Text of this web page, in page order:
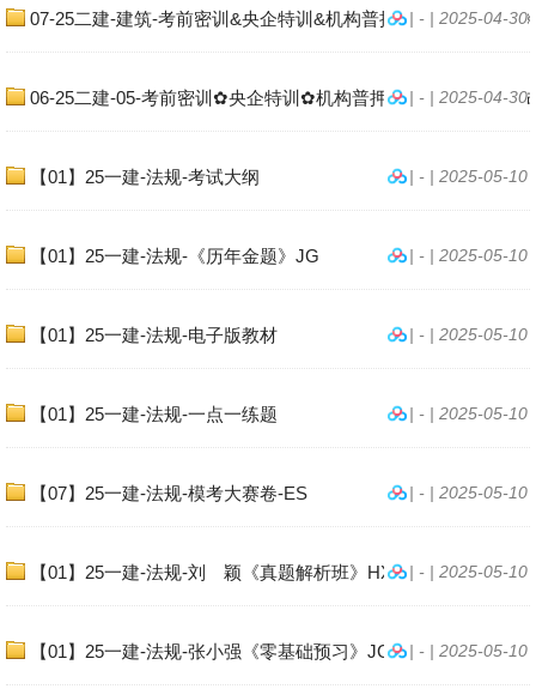
07-25二建-建筑-考前密训&央企特训&机构普押《模考大赛试卷
| - | 2025-04-30
06-25二建-05-考前密训✿央企特训✿机构普押-法规《模考大赛
| - | 2025-04-30
【01】25一建-法规-考试大纲 | - | 2025-05-10
【01】25一建-法规-《历年金题》JG | - | 2025-05-10
【01】25一建-法规-电子版教材 | - | 2025-05-10
【01】25一建-法规-一点一练题 | - | 2025-05-10
【07】25一建-法规-模考大赛卷-ES | - | 2025-05-10
【01】25一建-法规-刘 颖《真题解析班》HX | - | 2025-05-10
【01】25一建-法规-张小强《零基础预习》JG | - | 2025-05-10